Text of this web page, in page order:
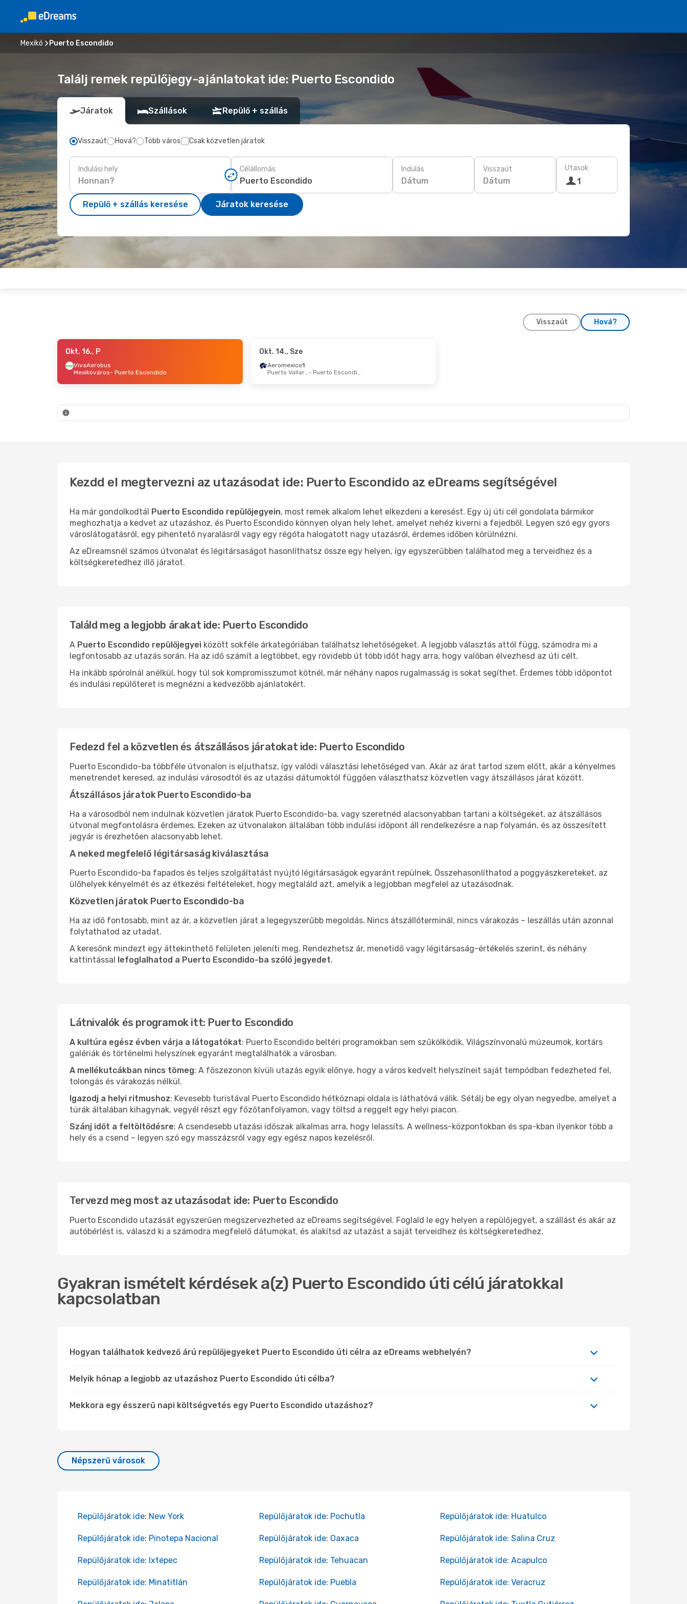
Mexikó Puerto Escondido
Találj remek repülőjegy-ajánlatokat ide: Puerto Escondido
Járatok Szállások Repülő + szállás
Visszaút Hová? Több város Csak közvetlen járatok
Indulási hely Célállomás Indulás
Dátum
Visszaút
Dátum
Utasok
1
Repülő + szállás keresése Járatok keresése
Visszaút Hová?
- Okt. 3., Szo
Okt. 16., P
VivaAerobus
Mexikóváros- Puerto Escondido
Okt. 14., Sze
Aeromexico1
Puerto Vallarta
- Puerto Escondido
Kezdd el megtervezni az utazásodat ide: Puerto Escondido az eDreams segítségével
Ha már gondolkodtál Puerto Escondido repülőjegyein, most remek alkalom lehet elkezdeni a keresést. Egy új úti cél gondolata bármikor
meghozhatja a kedvet az utazáshoz, és Puerto Escondido könnyen olyan hely lehet, amelyet nehéz kiverni a fejedből. Legyen szó egy gyors
városlátogatásról, egy pihentető nyaralásról vagy egy régóta halogatott nagy utazásról, érdemes időben körülnézni.
Az eDreamsnél számos útvonalat és légitársaságot hasonlíthatsz össze egy helyen, így egyszerűbben találhatod meg a terveidhez és a
költségkeretedhez illő járatot.
Találd meg a legjobb árakat ide: Puerto Escondido
A Puerto Escondido repülőjegyei között sokféle árkategóriában találhatsz lehetőségeket. A legjobb választás attól függ, számodra mi a
legfontosabb az utazás során. Ha az idő számít a legtöbbet, egy rövidebb út több időt hagy arra, hogy valóban élvezhesd az úti célt.
Ha inkább spórolnál anélkül, hogy túl sok kompromisszumot kötnél, már néhány napos rugalmasság is sokat segíthet. Érdemes több időpontot
és indulási repülőteret is megnézni a kedvezőbb ajánlatokért.
Fedezd fel a közvetlen és átszállásos járatokat ide: Puerto Escondido
Puerto Escondido-ba többféle útvonalon is eljuthatsz, így valódi választási lehetőséged van. Akár az árat tartod szem előtt, akár a kényelmes
menetrendet keresed, az indulási városodtól és az utazási dátumoktól függően választhatsz közvetlen vagy átszállásos járat között.
Átszállásos járatok Puerto Escondido-ba
Ha a városodból nem indulnak közvetlen járatok Puerto Escondido-ba, vagy szeretnéd alacsonyabban tartani a költségeket, az átszállásos
útvonal megfontolásra érdemes. Ezeken az útvonalakon általában több indulási időpont áll rendelkezésre a nap folyamán, és az összesített
jegyár is érezhetően alacsonyabb lehet.
A neked megfelelő légitársaság kiválasztása
Puerto Escondido-ba fapados és teljes szolgáltatást nyújtó légitársaságok egyaránt repülnek. Összehasonlíthatod a poggyászkereteket, az
ülőhelyek kényelmét és az étkezési feltételeket, hogy megtaláld azt, amelyik a legjobban megfelel az utazásodnak.
Közvetlen járatok Puerto Escondido-ba
Ha az idő fontosabb, mint az ár, a közvetlen járat a legegyszerűbb megoldás. Nincs átszállóterminál, nincs várakozás – leszállás után azonnal
folytathatod az utadat.
A keresőnk mindezt egy áttekinthető felületen jeleníti meg. Rendezhetsz ár, menetidő vagy légitársaság-értékelés szerint, és néhány
kattintással lefoglalhatod a Puerto Escondido-ba szóló jegyedet.
Látnivalók és programok itt: Puerto Escondido
A kultúra egész évben várja a látogatókat: Puerto Escondido beltéri programokban sem szűkölködik. Világszínvonalú múzeumok, kortárs
galériák és történelmi helyszínek egyaránt megtalálhatók a városban.
A mellékutcákban nincs tömeg: A főszezonon kívüli utazás egyik előnye, hogy a város kedvelt helyszíneit saját tempódban fedezheted fel,
tolongás és várakozás nélkül.
Igazodj a helyi ritmushoz: Kevesebb turistával Puerto Escondido hétköznapi oldala is láthatóvá válik. Sétálj be egy olyan negyedbe, amelyet a
túrák általában kihagynak, vegyél részt egy főzőtanfolyamon, vagy töltsd a reggelt egy helyi piacon.
Szánj időt a feltöltődésre: A csendesebb utazási időszak alkalmas arra, hogy lelassíts. A wellness-központokban és spa-kban ilyenkor több a
hely és a csend – legyen szó egy masszázsról vagy egy egész napos kezelésről.
Tervezd meg most az utazásodat ide: Puerto Escondido
Puerto Escondido utazását egyszerűen megszervezheted az eDreams segítségével. Foglald le egy helyen a repülőjegyet, a szállást és akár az
autóbérlést is, válaszd ki a számodra megfelelő dátumokat, és alakítsd az utazást a saját terveidhez és költségkeretedhez.
Gyakran ismételt kérdések a(z) Puerto Escondido úti célú járatokkal
kapcsolatban
Hogyan találhatok kedvező árú repülőjegyeket Puerto Escondido úti célra az eDreams webhelyén?
Melyik hónap a legjobb az utazáshoz Puerto Escondido úti célba?
Mekkora egy ésszerű napi költségvetés egy Puerto Escondido utazáshoz?
Népszerű városok
Repülőjáratok ide: New York Repülőjáratok ide: Pochutla Repülőjáratok ide: Huatulco
Repülőjáratok ide: Pinotepa Nacional Repülőjáratok ide: Oaxaca Repülőjáratok ide: Salina Cruz
Repülőjáratok ide: Ixtepec Repülőjáratok ide: Tehuacan Repülőjáratok ide: Acapulco
Repülőjáratok ide: Minatitlán Repülőjáratok ide: Puebla Repülőjáratok ide: Veracruz